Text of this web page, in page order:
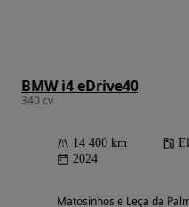
BMW i4 eDrive40
340 cv
14 400 km
2024
Matosinhos e Leça da